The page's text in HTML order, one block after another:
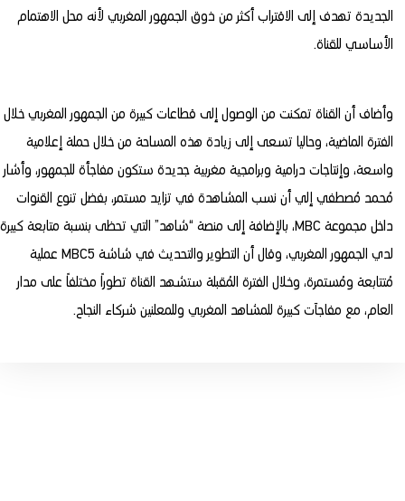
الجديدة تهدف إلى الاقتراب أكثر من ذوق الجمهور المغربي لأنه محل الاهتمام
الأساسي للقناة.
وأضاف أن القناة تمكنت من الوصول إلى قطاعات كبيرة من الجمهور المغربي خلال
الفترة الماضية، وحاليا تسعى إلى زيادة هذه المساحة من خلال حملة إعلامية
واسعة، وإنتاجات درامية وبرامجية مغربية جديدة ستكون مفاجأة للجمهور، وأشار
مُحمد مُصطفي إلي أن نسب المشاهدة في تزايد مستمر، بفضل تنوع القنوات
داخل مجموعة MBC، بالإضافة إلى منصة “شاهد” التي تحظى بنسبة متابعة كبيرة
لدي الجمهور المغربي، وقال أن التطوير والتحديث في شاشة MBC5 عملية
مُتتابعة ومُستمرة، وخلال الفترة المُقبلة ستشهد القناة تطوراً مختلفاً على مدار
العام، مع مفاجآت كبيرة للمشاهد المغربي وللمعلنين شركاء النجاح.